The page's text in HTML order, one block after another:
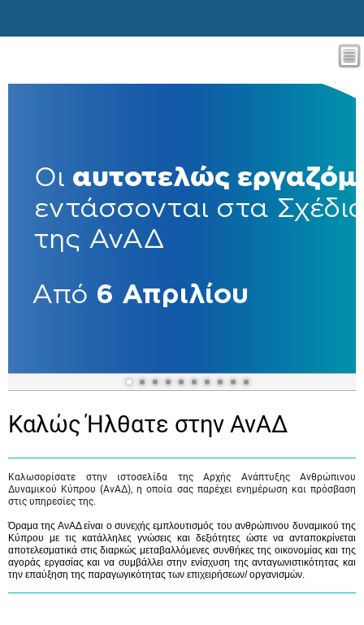
Καλώς Ήλθατε στην ΑνΑΔ
Καλωσορίσατε στην ιστοσελίδα της Αρχής Ανάπτυξης Ανθρώπινου
Δυναμικού Κύπρου (ΑνΑΔ), η οποία σας παρέχει ενημέρωση και πρόσβαση
στις υπηρεσίες της.
Όραμα της ΑνΑΔ είναι ο συνεχής εμπλουτισμός του ανθρώπινου δυναμικού της
Κύπρου με τις κατάλληλες γνώσεις και δεξιότητες ώστε να ανταποκρίνεται
αποτελεσματικά στις διαρκώς μεταβαλλόμενες συνθήκες της οικονομίας και της
αγοράς εργασίας και να συμβάλλει στην ενίσχυση της ανταγωνιστικότητας και
την επαύξηση της παραγωγικότητας των επιχειρήσεων/ οργανισμών.